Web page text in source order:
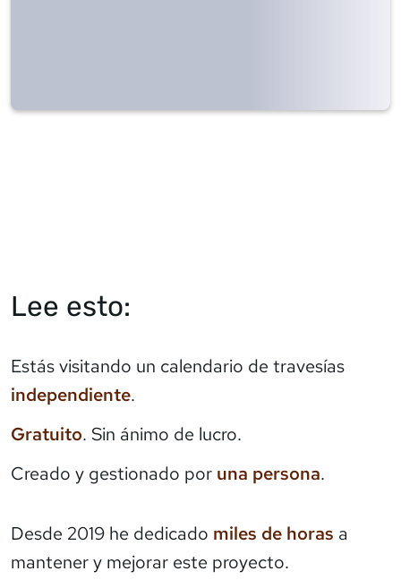
Lee esto:
Estás visitando un calendario de travesías
independiente.
Gratuito. Sin ánimo de lucro.
Creado y gestionado por una persona.
Desde 2019 he dedicado miles de horas a
mantener y mejorar este proyecto.